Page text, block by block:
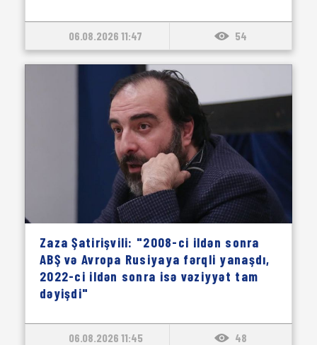
06.08.2026 11:47 54
Zaza Şatirişvili: "2008-ci ildən sonra
ABŞ və Avropa Rusiyaya fərqli yanaşdı,
2022-ci ildən sonra isə vəziyyət tam
dəyişdi"
06.08.2026 11:45 48